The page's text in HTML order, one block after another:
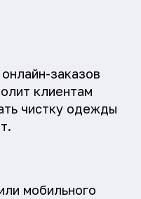
заказов
клиентам
чистку одежды
мобильного